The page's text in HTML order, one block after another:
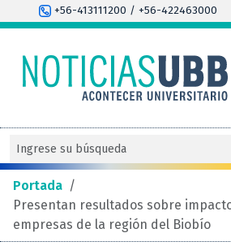
+56-413111200 / +56-422463000
Portada /
Presentan resultados sobre
empresas de la región del Biobío